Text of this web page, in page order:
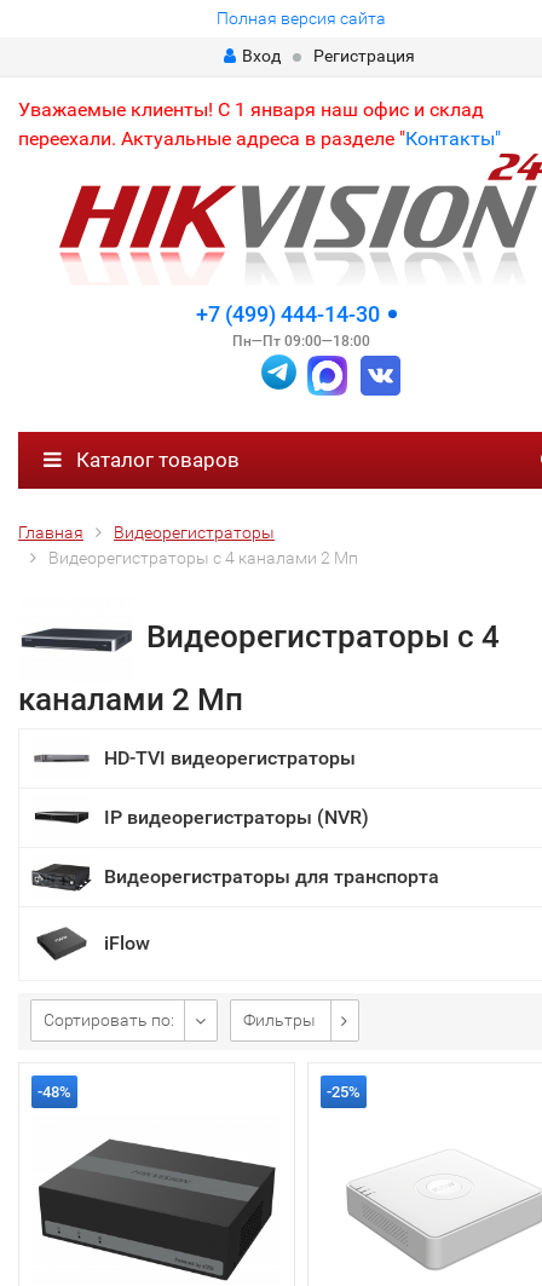
Полная версия сайта
Вход
Регистрация
Уважаемые клиенты! С 1 января наш офис и склад
переехали. Актуальные адреса в разделе "Контакты"
+7 (499) 444-14-30
Пн—Пт 09:00—18:00
Каталог товаров
Главная
Видеорегистраторы
Видеорегистраторы с 4 каналами 2 Мп
Видеорегистраторы с 4
каналами 2 Мп
HD-TVI видеорегистраторы
IP видеорегистраторы (NVR)
Видеорегистраторы для транспорта
iFlow
Сортировать по: Фильтры
-48% -25%